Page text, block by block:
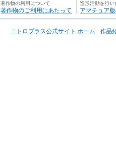
著作物の利用について
著作物のご利用にあたって
造形活動を行い
アマチュア
ニトロプラス公式サイト ホーム 作品